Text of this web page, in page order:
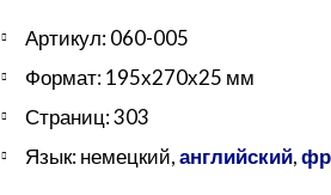
Артикул: 060-005
Формат: 195х270х25 мм
Страниц: 303
Язык: немецкий,английский,